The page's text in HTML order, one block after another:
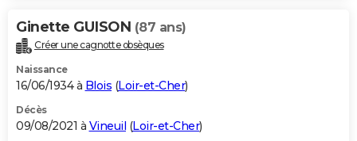
Ginette GUISON (87 ans)
Créer une cagnotte obsèques
Naissance
16/06/1934 à Blois (Loir-et-Cher)
Décès
09/08/2021 à Vineuil (Loir-et-Cher)